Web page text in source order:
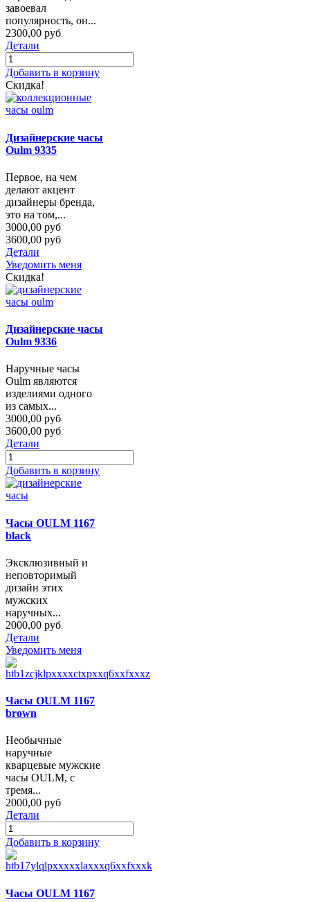
завоевал
популярность, он...
2300,00 руб
Детали
Добавить в корзину
Скидка!
Дизайнерские часы
Oulm 9335
Первое, на чем
делают акцент
дизайнеры бренда,
это на том,...
3000,00 руб
3600,00 руб
Детали
Уведомить меня
Скидка!
Дизайнерские часы
Oulm 9336
Наручные часы
Oulm являются
изделиями одного
из самых...
3000,00 руб
3600,00 руб
Детали
Добавить в корзину
Часы OULM 1167
black
Эксклюзивный и
неповторимый
дизайн этих
мужских
наручных...
2000,00 руб
Детали
Уведомить меня
Часы OULM 1167
brown
Необычные
наручные
кварцевые мужские
часы OULM, с
тремя...
2000,00 руб
Детали
Добавить в корзину
Часы OULM 1167